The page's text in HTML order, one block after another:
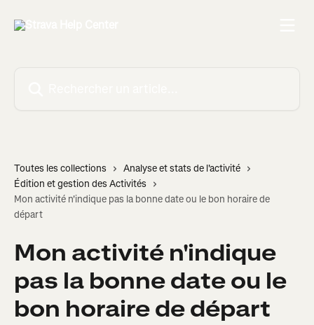
Toutes les collections
Analyse et stats de l'activité
Édition et gestion des Activités
Mon activité n'indique pas la bonne date ou le bon horaire de
départ
Mon activité n'indique
pas la bonne date ou le
bon horaire de départ